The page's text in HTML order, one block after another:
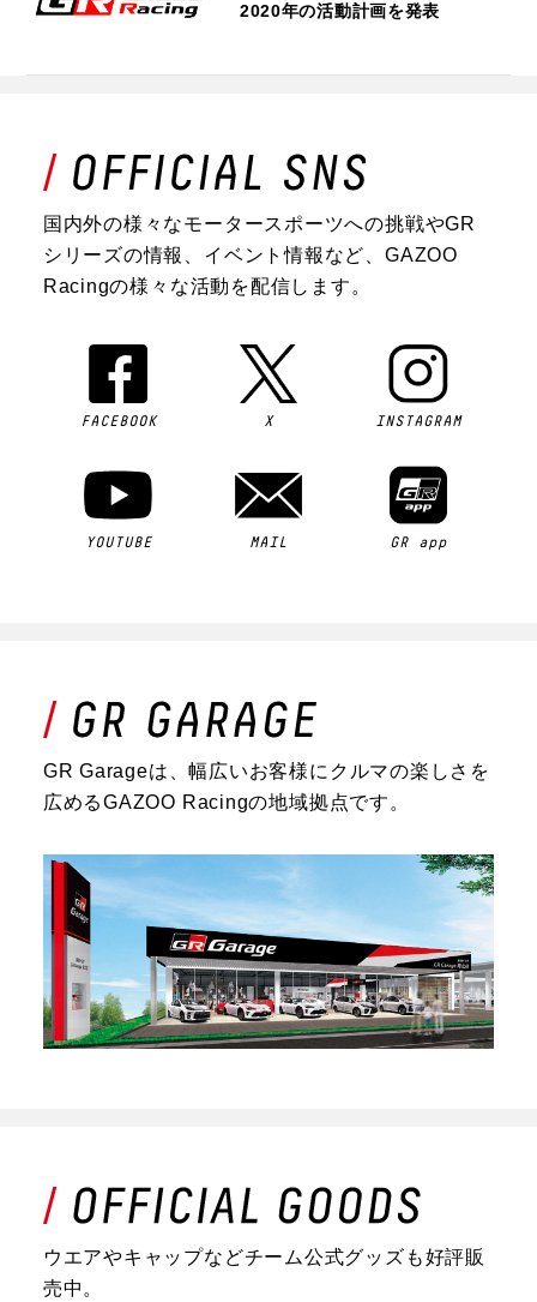
2020年の活動計画を発表
国内外の様々なモータースポーツへの挑戦やGR
シリーズの情報、イベント情報など、GAZOO
Racingの様々な活動を配信します。
FACEBOOK X INSTAGRAM
YOUTUBE MAIL GR app
GR Garageは、幅広いお客様にクルマの楽しさを
広めるGAZOO Racingの地域拠点です。
ウエアやキャップなどチーム公式グッズも好評販
売中。